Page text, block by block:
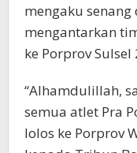
mengaku
mengantarkan
ke Porprov Sulsel
“Alhamdulillah,
semua atlet Pra
lolos ke Porprov